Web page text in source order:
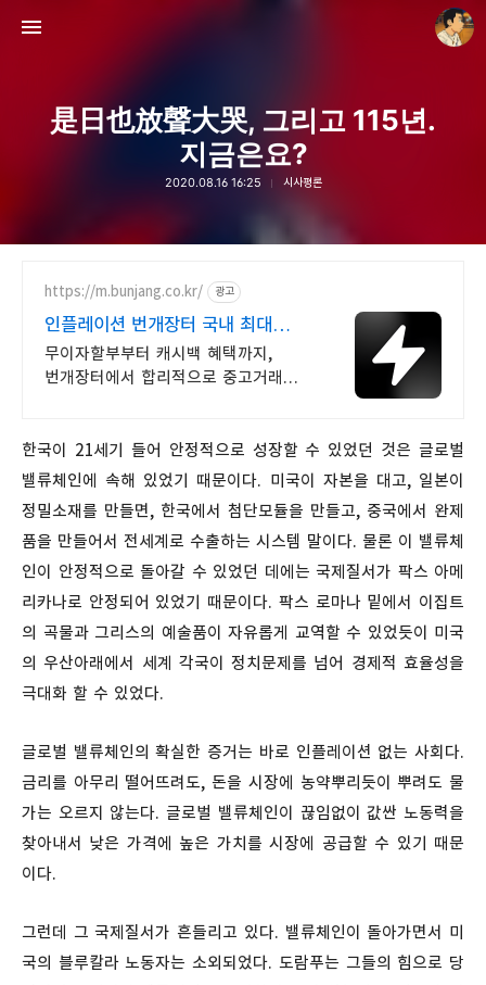
是日也放聲大哭, 그리고 115년.
지금은요?
2020.08.16 16:25 시사평론
https://m.bunjang.co.kr/ 광고
인플레이션 번개장터 국내 최대
브랜드 중고거래
무이자할부부터 캐시백 혜택까지,
번개장터에서 합리적으로 중고거래
상품 업로드
한국이 21세기 들어 안정적으로 성장할 수 있었던 것은 글로벌
밸류체인에 속해 있었기 때문이다. 미국이 자본을 대고, 일본이
정밀소재를 만들면, 한국에서 첨단모듈을 만들고, 중국에서 완제
품을 만들어서 전세계로 수출하는 시스템 말이다. 물론 이 밸류체
인이 안정적으로 돌아갈 수 있었던 데에는 국제질서가 팍스 아메
리카나로 안정되어 있었기 때문이다. 팍스 로마나 밑에서 이집트
의 곡물과 그리스의 예술품이 자유롭게 교역할 수 있었듯이 미국
의 우산아래에서 세계 각국이 정치문제를 넘어 경제적 효율성을
극대화 할 수 있었다.
글로벌 밸류체인의 확실한 증거는 바로 인플레이션 없는 사회다.
금리를 아무리 떨어뜨려도, 돈을 시장에 농약뿌리듯이 뿌려도 물
가는 오르지 않는다. 글로벌 밸류체인이 끊임없이 값싼 노동력을
찾아내서 낮은 가격에 높은 가치를 시장에 공급할 수 있기 때문
이다.
그런데 그 국제질서가 흔들리고 있다. 밸류체인이 돌아가면서 미
국의 블루칼라 노동자는 소외되었다. 도람푸는 그들의 힘으로 당
thebravepost.com